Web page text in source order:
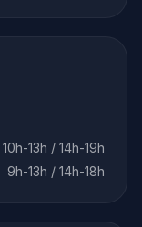
10h-13h / 14h-19h
9h-13h / 14h-18h